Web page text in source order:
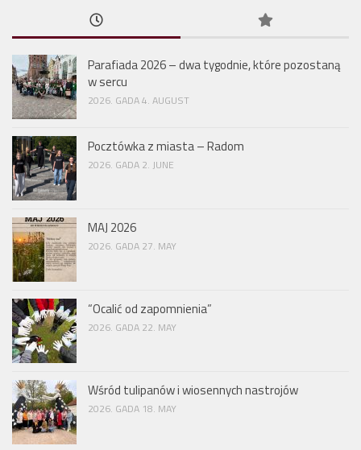
Parafiada 2026 – dwa tygodnie, które pozostaną
w sercu
2026. GADA 4. AUGUST
Pocztówka z miasta – Radom
2026. GADA 2. JUNE
MAJ 2026
2026. GADA 27. MAY
“Ocalić od zapomnienia”
2026. GADA 22. MAY
Wśród tulipanów i wiosennych nastrojów
2026. GADA 18. MAY